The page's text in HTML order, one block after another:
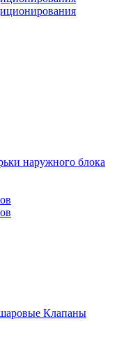
наружного блока
Клапаны